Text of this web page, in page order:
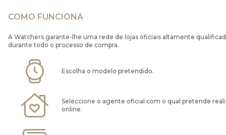
COMO FUNCIONA
A Watchers garante-lhe uma rede de lojas oficiais altamente
durante todo o processo de compra.
Escolha o modelo pretendido.
Seleccione o agente oficial com o qual pretende
online.